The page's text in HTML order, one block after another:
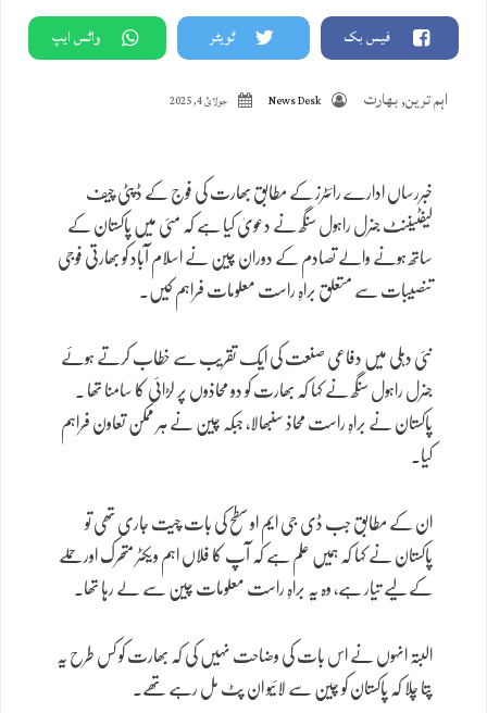
فیس بک ٹویٹر واٹس ایپ
اہم ترین,بھارت News Desk جولائ 4, 2025
خبررساں ادارے رائٹرز کے مطابق بھارت کی فوج کے ڈپٹی چیف
لیفٹیننٹ جنرل راہول سنگھ نے دعویٰ کیا ہے کہ مئی میں پاکستان کے
ساتھ ہونے والے تصادم کے دوران چین نے اسلام آباد کو بھارتی فوجی
تنصیبات سے متعلق براہِ راست معلومات فراہم کیں۔
نئی دہلی میں دفاعی صنعت کی ایک تقریب سے خطاب کرتے ہوئے
جنرل راہول سنگھ نے کہا کہ بھارت کو دو محاذوں پر لڑائی کا سامنا تھا ۔
پاکستان نے براہِ راست محاذ سنبھالا، جبکہ چین نے ہر ممکن تعاون فراہم
کیا۔
ان کے مطابق جب ڈی جی ایم او سطح کی بات چیت جاری تھی تو
پاکستان نے کہا کہ ہمیں علم ہے کہ آپ کا فلاں اہم ویکٹر متحرک اور حملے
کے لیے تیار ہے، وہ یہ براہِ راست معلومات چین سے لے رہا تھا۔
البتہ انہوں نے اس بات کی وضاحت نہیں کی کہ بھارت کو کس طرح یہ
پتا چلا کہ پاکستان کو چین سے لائیو ان پٹ مل رہے تھے۔